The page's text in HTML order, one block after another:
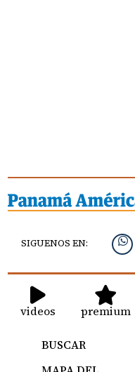
SIGUENOS EN:
videos premium
BUSCAR